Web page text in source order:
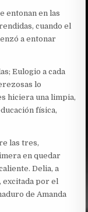
entonan en las
cuando el
a entonar
Eulogio a cada
lo
hiciera una limpia,
física,
las tres,
en quedar
Delia, a
excitada por el
de Amanda